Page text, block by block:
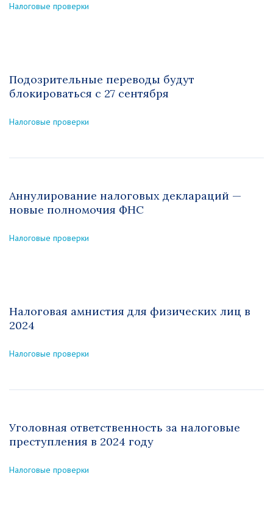
Налоговые проверки
Подозрительные переводы будут
блокироваться с 27 сентября
Налоговые проверки
Аннулирование налоговых деклараций —
новые полномочия ФНС
Налоговые проверки
Налоговая амнистия для физических лиц в
2024
Налоговые проверки
Уголовная ответственность за налоговые
преступления в 2024 году
Налоговые проверки